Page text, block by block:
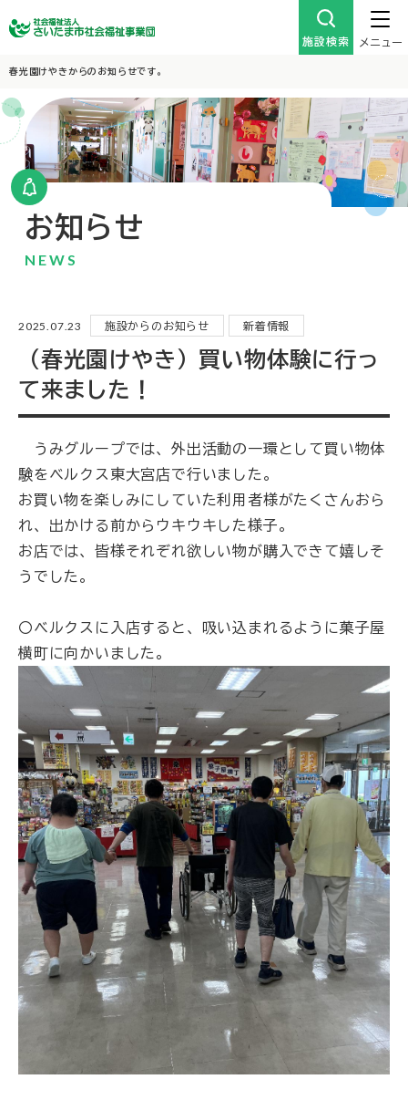
施設検索 メニュー
春光園けやきからのお知らせです。
お知らせ
NEWS
2025.07.23 施設からのお知らせ 新着情報
（春光園けやき）買い物体験に行っ
て来ました！
うみグループでは、外出活動の一環として買い物体
験をベルクス東大宮店で行いました。
お買い物を楽しみにしていた利用者様がたくさんおら
れ、出かける前からウキウキした様子。
お店では、皆様それぞれ欲しい物が購入できて嬉しそ
うでした。
〇ベルクスに入店すると、吸い込まれるように菓子屋
横町に向かいました。